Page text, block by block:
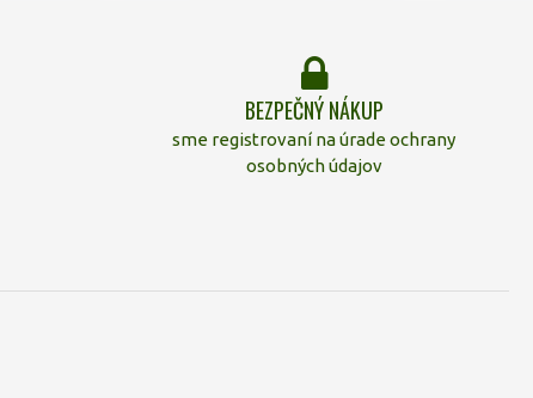
BEZPEČNÝ NÁKUP
sme registrovaní na úrade ochrany
osobných údajov